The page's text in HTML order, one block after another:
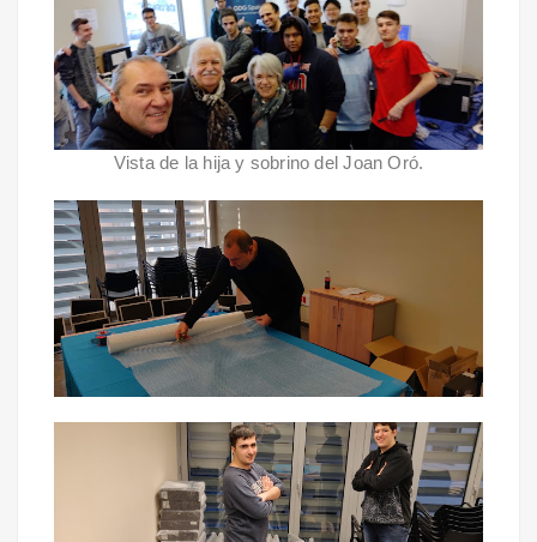
Vista de la hija y sobrino del Joan Oró.